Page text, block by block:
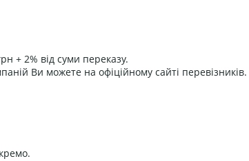
+ 2% від суми переказу.
Ви можете на офіційному сайті перевізників.